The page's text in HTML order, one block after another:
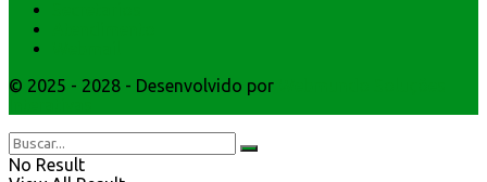
© 2025 - 2028 - Desenvolvido por
No Result